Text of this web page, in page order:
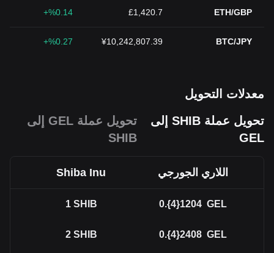
ETH/GBP
£1,420.7
%0.14+
BTC/JPY
¥10,242,807.39
%0.27+
معدلات التحويل
تحويل عملة SHIB إلى
GEL
تحويل عملة GEL إلى
SHIB
Shiba Inu اللاري الجورجي
1 SHIB 0.{4}1204 GEL
2 SHIB 0.{4}2408 GEL